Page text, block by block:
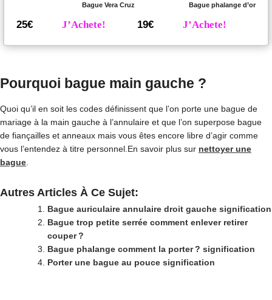
Bague Vera Cruz
25€ J’Achete!
Bague phalange d’or
19€ J’Achete!
Pourquoi bague main gauche ?
Quoi qu’il en soit les codes définissent que l’on porte une bague de
mariage à la main gauche à l’annulaire et que l’on superpose bague
de fiançailles et anneaux mais vous êtes encore libre d’agir comme
vous l’entendez à titre personnel.En savoir plus sur nettoyer une
bague.
Autres Articles À Ce Sujet:
Bague auriculaire annulaire droit gauche signification
Bague trop petite serrée comment enlever retirer
couper ?
Bague phalange comment la porter ? signification
Porter une bague au pouce signification